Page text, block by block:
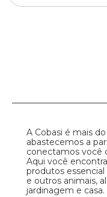
A Cobasi é mais
abastecemos a
conectamos você
Aqui você
produtos essencial
e outros animais,
jardinagem e casa.